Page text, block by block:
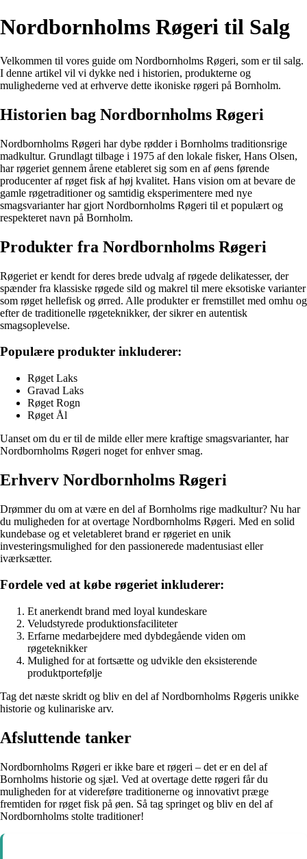
Nordbornholms Røgeri til Salg
Velkommen til vores guide om Nordbornholms Røgeri, som er til salg.
I denne artikel vil vi dykke ned i historien, produkterne og
mulighederne ved at erhverve dette ikoniske røgeri på Bornholm.
Historien bag Nordbornholms Røgeri
Nordbornholms Røgeri har dybe rødder i Bornholms traditionsrige
madkultur. Grundlagt tilbage i 1975 af den lokale fisker, Hans Olsen,
har røgeriet gennem årene etableret sig som en af øens førende
producenter af røget fisk af høj kvalitet. Hans vision om at bevare de
gamle røgetraditioner og samtidig eksperimentere med nye
smagsvarianter har gjort Nordbornholms Røgeri til et populært og
respekteret navn på Bornholm.
Produkter fra Nordbornholms Røgeri
Røgeriet er kendt for deres brede udvalg af røgede delikatesser, der
spænder fra klassiske røgede sild og makrel til mere eksotiske varianter
som røget hellefisk og ørred. Alle produkter er fremstillet med omhu og
efter de traditionelle røgeteknikker, der sikrer en autentisk
smagsoplevelse.
Populære produkter inkluderer:
Røget Laks
Gravad Laks
Røget Rogn
Røget Ål
Uanset om du er til de milde eller mere kraftige smagsvarianter, har
Nordbornholms Røgeri noget for enhver smag.
Erhverv Nordbornholms Røgeri
Drømmer du om at være en del af Bornholms rige madkultur? Nu har
du muligheden for at overtage Nordbornholms Røgeri. Med en solid
kundebase og et veletableret brand er røgeriet en unik
investeringsmulighed for den passionerede madentusiast eller
iværksætter.
Fordele ved at købe røgeriet inkluderer:
Et anerkendt brand med loyal kundeskare
Veludstyrede produktionsfaciliteter
Erfarne medarbejdere med dybdegående viden om
røgeteknikker
Mulighed for at fortsætte og udvikle den eksisterende
produktportefølje
Tag det næste skridt og bliv en del af Nordbornholms Røgeris unikke
historie og kulinariske arv.
Afsluttende tanker
Nordbornholms Røgeri er ikke bare et røgeri – det er en del af
Bornholms historie og sjæl. Ved at overtage dette røgeri får du
muligheden for at videreføre traditionerne og innovativt præge
fremtiden for røget fisk på øen. Så tag springet og bliv en del af
Nordbornholms stolte traditioner!